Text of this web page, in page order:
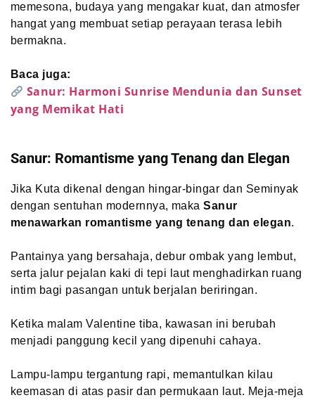
memesona, budaya yang mengakar kuat, dan atmosfer
hangat yang membuat setiap perayaan terasa lebih
bermakna.
Baca juga:
Sanur: Harmoni Sunrise Mendunia dan Sunset
yang Memikat Hati
Sanur: Romantisme yang Tenang dan Elegan
Jika Kuta dikenal dengan hingar-bingar dan Seminyak
dengan sentuhan modernnya, makaSanur
menawarkan romantisme yang tenang dan elegan.
Pantainya yang bersahaja, debur ombak yang lembut,
serta jalur pejalan kaki di tepi laut menghadirkan ruang
intim bagi pasangan untuk berjalan beriringan.
Ketika malam Valentine tiba, kawasan ini berubah
menjadi panggung kecil yang dipenuhi cahaya.
Lampu-lampu tergantung rapi, memantulkan kilau
keemasan di atas pasir dan permukaan laut. Meja-meja